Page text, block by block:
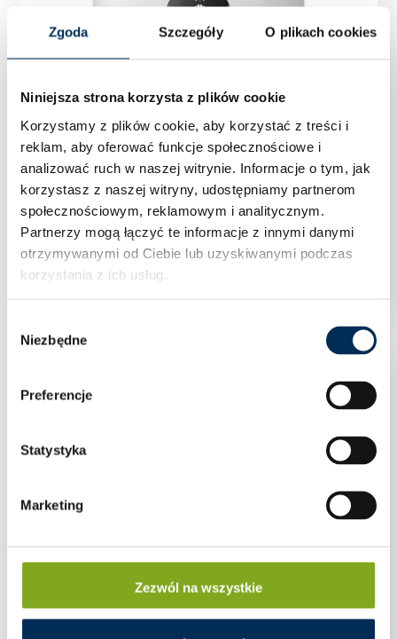
Zgoda Szczegóły O plikach cookies
Niniejsza strona korzysta z plików cookie
Korzystamy z plików cookie, aby korzystać z treści i
reklam, aby oferować funkcje społecznościowe i
analizować ruch w naszej witrynie. Informacje o tym, jak
korzystasz z naszej witryny, udostępniamy partnerom
społecznościowym, reklamowym i analitycznym.
Partnerzy mogą łączyć te informacje z innymi danymi
otrzymywanymi od Ciebie lub uzyskiwanymi podczas
korzystania z ich usług.
zgody
Niezbędne
Preferencje
Statystyka
Marketing
Zezwól na wszystkie
Falownik Inwerter trójfazowy Huawei SUN2000-
10KTL-M1-HC 10 kW